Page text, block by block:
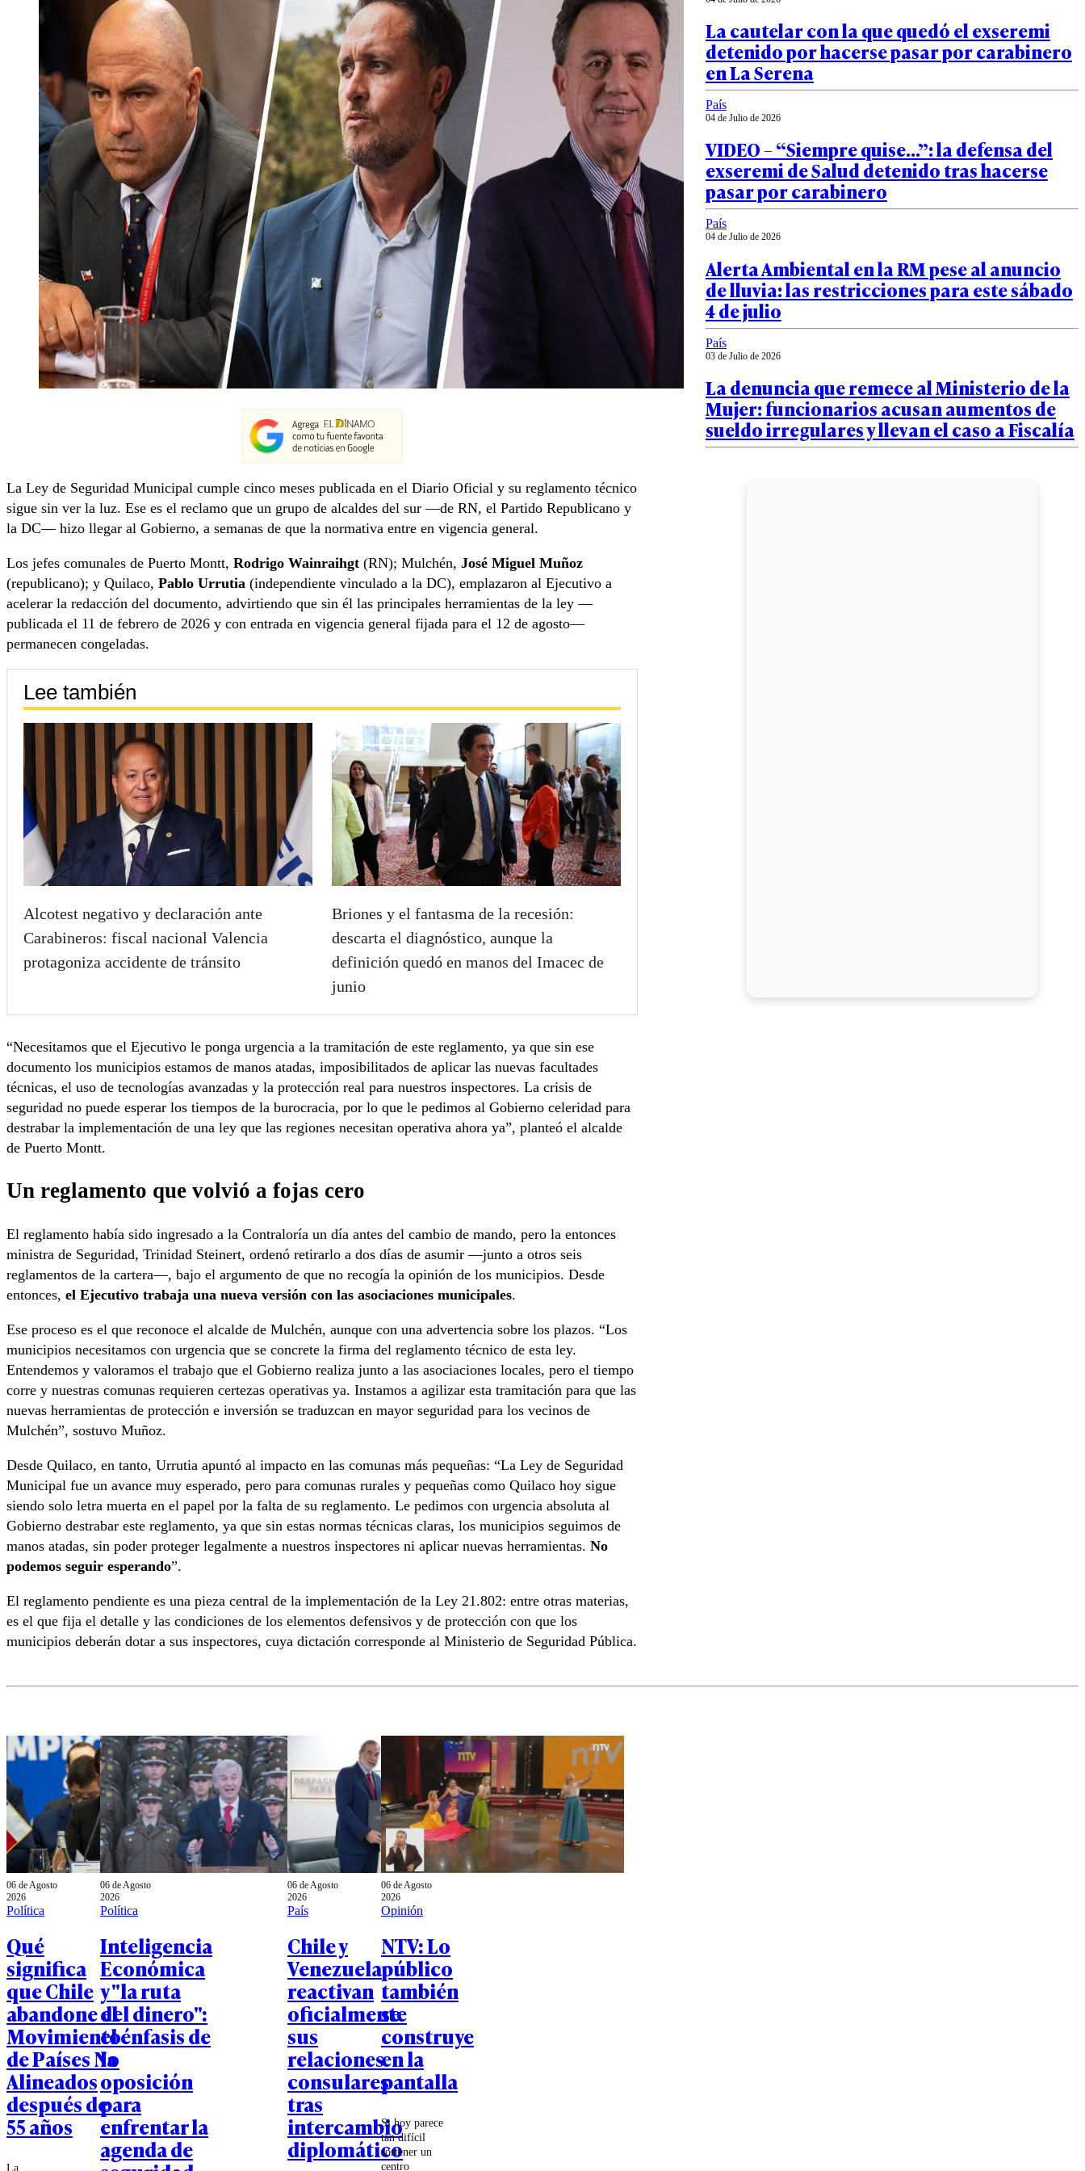
La Ley de Seguridad Municipal cumple cinco meses publicada en el Diario Oficial y su reglamento técnico
sigue sin ver la luz. Ese es el reclamo que un grupo de alcaldes del sur —de RN, el Partido Republicano y
la DC— hizo llegar al Gobierno, a semanas de que la normativa entre en vigencia general.
Los jefes comunales de Puerto Montt, Rodrigo Wainraihgt (RN); Mulchén, José Miguel Muñoz
(republicano); y Quilaco, Pablo Urrutia (independiente vinculado a la DC), emplazaron al Ejecutivo a
acelerar la redacción del documento, advirtiendo que sin él las principales herramientas de la ley —
publicada el 11 de febrero de 2026 y con entrada en vigencia general fijada para el 12 de agosto—
permanecen congeladas.
Lee también
Alcotest negativo y declaración ante
Carabineros: fiscal nacional Valencia
protagoniza accidente de tránsito
Briones y el fantasma de la recesión:
descarta el diagnóstico, aunque la
definición quedó en manos del Imacec de
junio
“Necesitamos que el Ejecutivo le ponga urgencia a la tramitación de este reglamento, ya que sin ese
documento los municipios estamos de manos atadas, imposibilitados de aplicar las nuevas facultades
técnicas, el uso de tecnologías avanzadas y la protección real para nuestros inspectores. La crisis de
seguridad no puede esperar los tiempos de la burocracia, por lo que le pedimos al Gobierno celeridad para
destrabar la implementación de una ley que las regiones necesitan operativa ahora ya”, planteó el alcalde
de Puerto Montt.
Un reglamento que volvió a fojas cero
El reglamento había sido ingresado a la Contraloría un día antes del cambio de mando, pero la entonces
ministra de Seguridad, Trinidad Steinert, ordenó retirarlo a dos días de asumir —junto a otros seis
reglamentos de la cartera—, bajo el argumento de que no recogía la opinión de los municipios. Desde
entonces, el Ejecutivo trabaja una nueva versión con las asociaciones municipales.
Ese proceso es el que reconoce el alcalde de Mulchén, aunque con una advertencia sobre los plazos. “Los
municipios necesitamos con urgencia que se concrete la firma del reglamento técnico de esta ley.
Entendemos y valoramos el trabajo que el Gobierno realiza junto a las asociaciones locales, pero el tiempo
corre y nuestras comunas requieren certezas operativas ya. Instamos a agilizar esta tramitación para que las
nuevas herramientas de protección e inversión se traduzcan en mayor seguridad para los vecinos de
Mulchén”, sostuvo Muñoz.
Desde Quilaco, en tanto, Urrutia apuntó al impacto en las comunas más pequeñas: “La Ley de Seguridad
Municipal fue un avance muy esperado, pero para comunas rurales y pequeñas como Quilaco hoy sigue
siendo solo letra muerta en el papel por la falta de su reglamento. Le pedimos con urgencia absoluta al
Gobierno destrabar este reglamento, ya que sin estas normas técnicas claras, los municipios seguimos de
manos atadas, sin poder proteger legalmente a nuestros inspectores ni aplicar nuevas herramientas. No
podemos seguir esperando”.
El reglamento pendiente es una pieza central de la implementación de la Ley 21.802: entre otras materias,
es el que fija el detalle y las condiciones de los elementos defensivos y de protección con que los
municipios deberán dotar a sus inspectores, cuya dictación corresponde al Ministerio de Seguridad Pública.
La cautelar con la que quedó el exseremi
detenido por hacerse pasar por carabinero
en La Serena
País
04 de Julio de 2026
VIDEO – “Siempre quise…”: la defensa del
exseremi de Salud detenido tras hacerse
pasar por carabinero
País
04 de Julio de 2026
Alerta Ambiental en la RM pese al anuncio
de lluvia: las restricciones para este sábado
4 de julio
País
03 de Julio de 2026
La denuncia que remece al Ministerio de la
Mujer: funcionarios acusan aumentos de
sueldo irregulares y llevan el caso a Fiscalía
06 de Agosto
2026
Política
Qué
significa
que Chile
abandone el
Movimiento
de Países No
Alineados
después de
55 años
La
06 de Agosto
2026
Política
Inteligencia
Económica
y "la ruta
del dinero":
el énfasis de
la
oposición
para
enfrentar la
agenda de
06 de Agosto
2026
País
Chile y
Venezuela
reactivan
oficialmente
sus
relaciones
consulares
tras
intercambio
diplomático
06 de Agosto
2026
Opinión
NTV: Lo
público
también
se
construye
en la
pantalla
Si hoy parece
tan difícil
sostener un
centro